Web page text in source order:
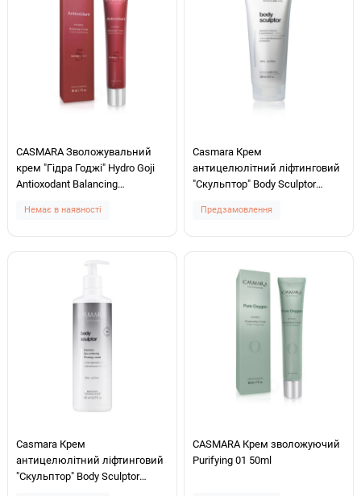
CASMARA Зволожувальний
крем "Гідра Годжі" Hydro Goji
Antioxodant Balancing
Немає в наявності
Casmara Крем
антицелюлітний ліфтинговий
"Скульптор" Body Sculptor
Предзамовлення
Casmara Крем
антицелюлітний ліфтинговий
"Скульптор" Body Sculptor
CASMARA Крем зволожуючий
Purifying 01 50ml